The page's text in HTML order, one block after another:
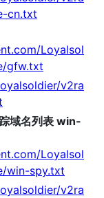
cn.txt
Loyalsol
gfw.txt
v2ra
域名列表 win-
Loyalsol
win-spy.txt
v2ra